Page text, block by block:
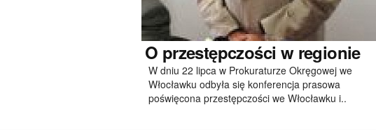
O przestępczości w regionie
W dniu 22 lipca w Prokuraturze Okręgowej we
Włocławku odbyła się konferencja prasowa
poświęcona przestępczości we Włocławku i..